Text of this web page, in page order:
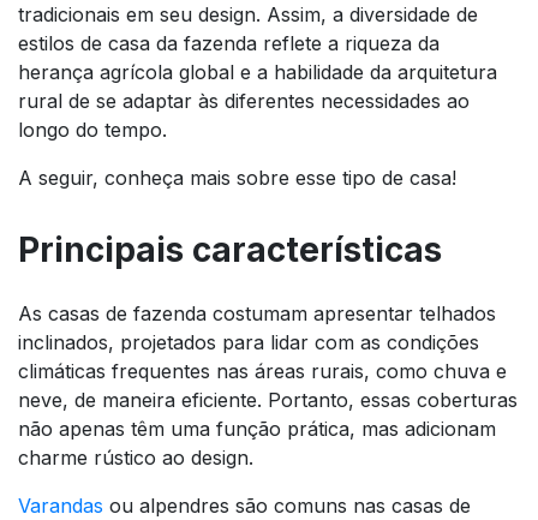
tradicionais em seu design. Assim, a diversidade de
estilos de casa da fazenda reflete a riqueza da
herança agrícola global e a habilidade da arquitetura
rural de se adaptar às diferentes necessidades ao
longo do tempo.
A seguir, conheça mais sobre esse tipo de casa!
Principais características
As casas de fazenda costumam apresentar telhados
inclinados, projetados para lidar com as condições
climáticas frequentes nas áreas rurais, como chuva e
neve, de maneira eficiente. Portanto, essas coberturas
não apenas têm uma função prática, mas adicionam
charme rústico ao design.
Varandas ou alpendres são comuns nas casas de